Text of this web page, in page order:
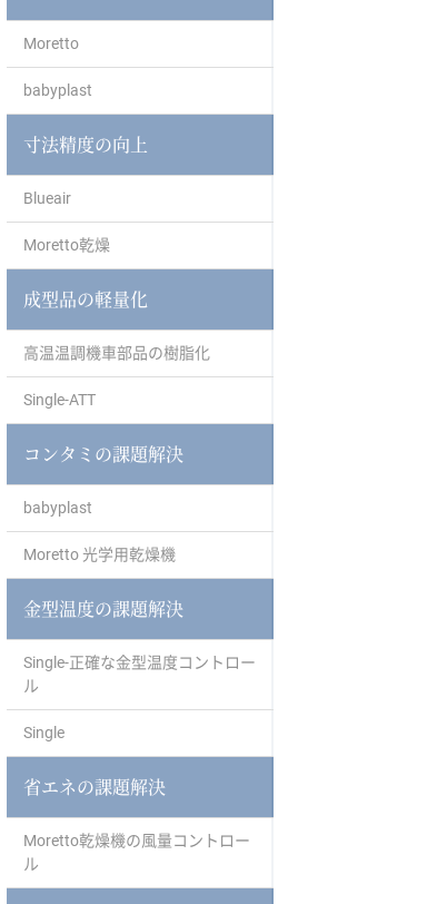
Moretto
babyplast
寸法精度の向上
Blueair
Moretto乾燥
成型品の軽量化
高温温調機車部品の樹脂化
Single-ATT
コンタミの課題解決
babyplast
Moretto 光学用乾燥機
金型温度の課題解決
Single-正確な金型温度コントロー
ル
Single
省エネの課題解決
Moretto乾燥機の風量コントロー
ル